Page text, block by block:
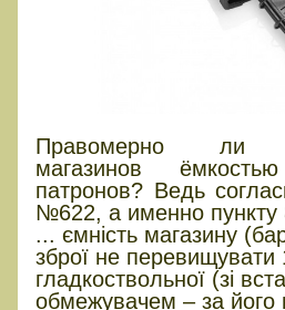
Правомерно ли
магазинов
патронов? Ведь
№622, а именно пункту
... ємність магазину
зброї не перевищувати
гладкоствольної (зі
обмежувачем – за його